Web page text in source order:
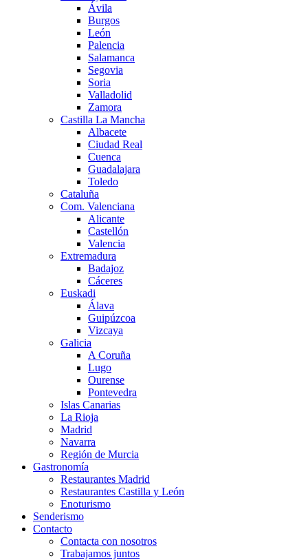
Ávila
Burgos
León
Palencia
Salamanca
Segovia
Soria
Valladolid
Zamora
Castilla La Mancha
Albacete
Ciudad Real
Cuenca
Guadalajara
Toledo
Cataluña
Com. Valenciana
Alicante
Castellón
Valencia
Extremadura
Badajoz
Cáceres
Euskadi
Álava
Guipúzcoa
Vizcaya
Galicia
A Coruña
Lugo
Ourense
Pontevedra
Islas Canarias
La Rioja
Madrid
Navarra
Región de Murcia
Gastronomía
Restaurantes Madrid
Restaurantes Castilla y León
Enoturismo
Senderismo
Contacto
Contacta con nosotros
Trabajamos juntos